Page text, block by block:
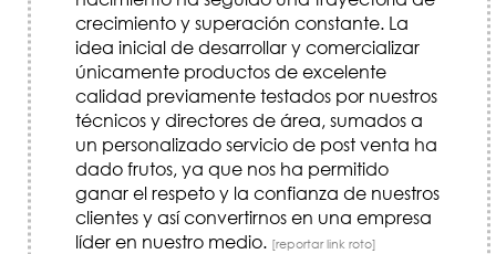
crecimiento y superación constante. La
idea inicial de desarrollar y comercializar
únicamente productos de excelente
calidad previamente testados por nuestros
técnicos y directores de área, sumados a
un personalizado servicio de post venta ha
dado frutos, ya que nos ha permitido
ganar el respeto y la confianza de nuestros
clientes y así convertirnos en una empresa
líder en nuestro medio. [reportar link roto]